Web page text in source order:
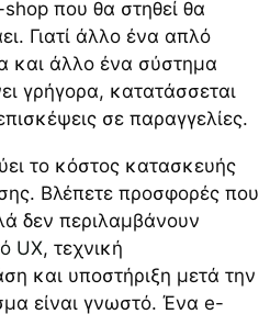
που θα στηθεί θα
Γιατί άλλο ένα απλό
και άλλο ένα σύστημα
γρήγορα, κατατάσσεται
σε παραγγελίες.
το κόστος κατασκευής
Βλέπετε προσφορές που
δεν περιλαμβάνουν
UX, τεχνική
και υποστήριξη μετά την
είναι γνωστό. Ένα e-